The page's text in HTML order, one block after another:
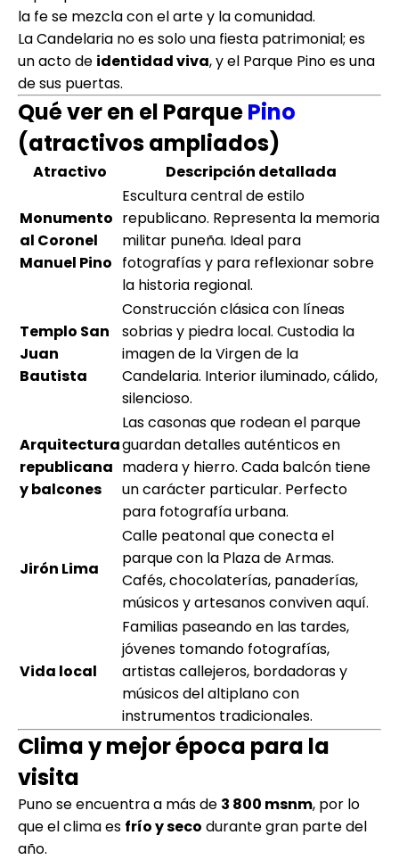
la fe se mezcla con el arte y la comunidad.
La Candelaria no es solo una fiesta patrimonial; es
un acto de identidad viva, y el Parque Pino es una
de sus puertas.
Qué ver en el ParquePino
(atractivos ampliados)
Atractivo Descripción detallada
Monumento
al Coronel
Manuel Pino
Escultura central de estilo
republicano. Representa la memoria
militar puneña. Ideal para
fotografías y para reflexionar sobre
la historia regional.
Templo San
Juan
Bautista
Construcción clásica con líneas
sobrias y piedra local. Custodia la
imagen de la Virgen de la
Candelaria. Interior iluminado, cálido,
silencioso.
Arquitectura
republicana
y balcones
Las casonas que rodean el parque
guardan detalles auténticos en
madera y hierro. Cada balcón tiene
un carácter particular. Perfecto
para fotografía urbana.
Jirón Lima
Calle peatonal que conecta el
parque con la Plaza de Armas.
Cafés, chocolaterías, panaderías,
músicos y artesanos conviven aquí.
Vida local
Familias paseando en las tardes,
jóvenes tomando fotografías,
artistas callejeros, bordadoras y
músicos del altiplano con
instrumentos tradicionales.
Clima y mejor época para la
visita
Puno se encuentra a más de 3 800 msnm, por lo
que el clima es frío y seco durante gran parte del
año.